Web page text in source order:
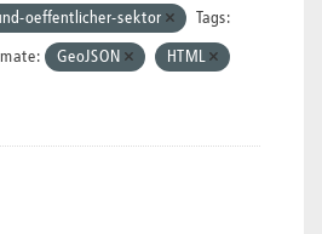
oeffentlicher-sektor Tags:
GeoJSON HTML